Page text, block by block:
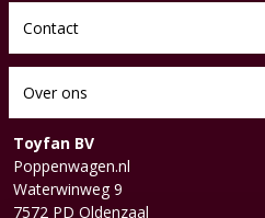
Contact
Over ons
Toyfan BV
Poppenwagen.nl
Waterwinweg 9
7572 PD Oldenzaal